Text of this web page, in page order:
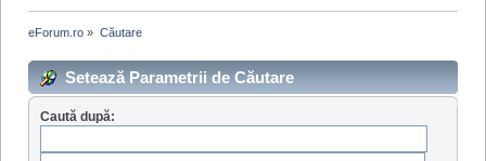
eForum.ro » Căutare
Setează Parametrii de Căutare
Caută după: